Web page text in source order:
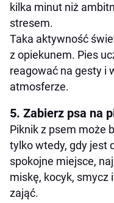
kilka minut niż
stresem.
Taka aktywność
z opiekunem. Pies
reagować na gesty i
atmosferze.
5. Zabierz psa na
Piknik z psem może
tylko wtedy, gdy jest
spokojne miejsce,
miskę, kocyk, smycz
zająć.